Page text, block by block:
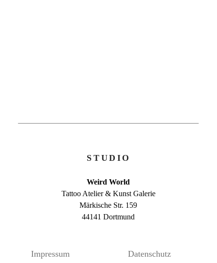
STUDIO
Weird World
Tattoo Atelier & Kunst Galerie
Märkische Str. 159
44141 Dortmund
Impressum Datenschutz